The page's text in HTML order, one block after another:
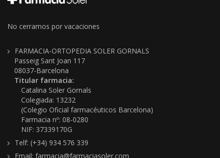
No cerramos por vacaciones
FARMACIA-ORTOPEDIA SOLER GORNALS
Passeig Sant Joan 117
08037-Barcelona
Titular farmacia:
Catalina Soler Gornals
Colegiada: 13232
(Colegio Oficial farmacéuticos Barcelona)
Farmacia nº: 08-0280
NIF: 37339170G
Telf: (+34) 934 576 339
Email: farmacia@farmaciasoler.com